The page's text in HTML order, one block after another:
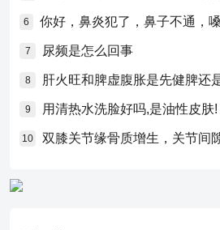
6
7 尿频是怎么回事
8 肝火旺和脾虚腹胀是先健脾还
9 用清热水洗脸好吗,是油性皮肤!
10 双膝关节缘骨质增生，关节间